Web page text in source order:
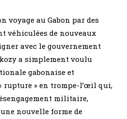
voyage au Gabon par des
véhiculées de nouveaux
avec le gouvernement
a simplement voulu
gabonaise et
rupture » en trompe-l’œil qui,
militaire,
nouvelle forme de